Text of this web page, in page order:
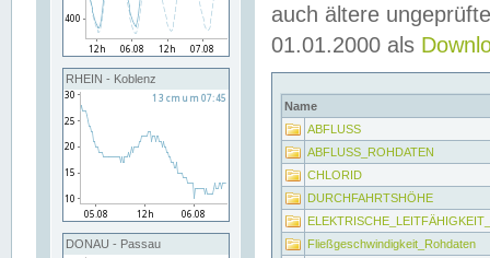
RHEIN - Koblenz
DONAU - Passau
auch ältere
01.01.2000 als
Name
ABFLUSS
ABFLUSS_ROHDATEN
CHLORID
DURCHFAHRTSHÖHE
Fließgeschwindigkeit_Rohdaten